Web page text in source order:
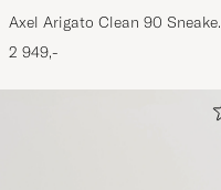
Axel Arigato Clean 90 Sneaker
Black
2 949,-